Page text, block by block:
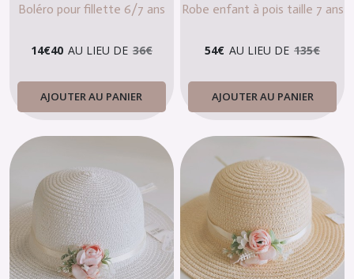
Boléro pour fillette 6/7 ans
14€40 AU LIEU DE 36€
AJOUTER AU PANIER
Robe enfant à pois taille 7 ans
54€ AU LIEU DE 135€
AJOUTER AU PANIER